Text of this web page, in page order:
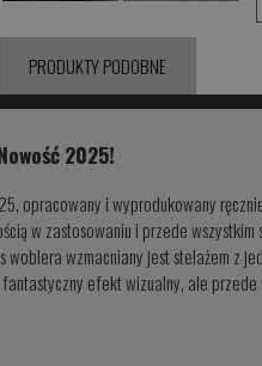
PRODUKTY PODOBNE
2025!
opracowany i wyprodukowany
w zastosowaniu i przede
woblera wzmacniany jest stelażem z
efekt wizualny, ale przede